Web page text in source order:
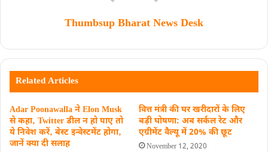
Thumbsup Bharat News Desk
Related Articles
Adar Poonawalla ने Elon Musk
से कहा‚ Twitter डील न हो पाए तो
ये निवेश करें‚ बेस्ट इन्वेस्टमेंट होगा‚
जानें क्या दी सलाह
वित्त मंत्री की घर खरीदारों के लिए
बड़ी घोषणा: अब सर्कल रेट और
एग्रीमेंट वैल्यू में 20% की छूट
November 12, 2020